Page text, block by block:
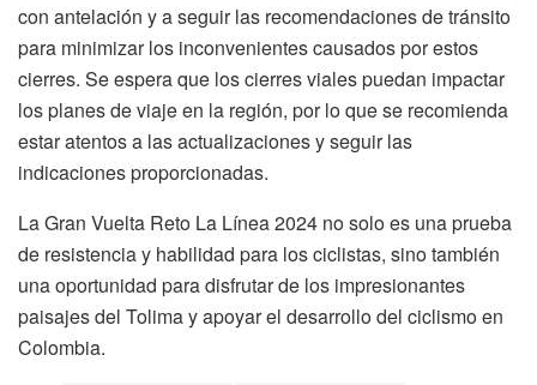
con antelación y a seguir las recomendaciones de tránsito
para minimizar los inconvenientes causados por estos
cierres. Se espera que los cierres viales puedan impactar
los planes de viaje en la región, por lo que se recomienda
estar atentos a las actualizaciones y seguir las
indicaciones proporcionadas.
La Gran Vuelta Reto La Línea 2024 no solo es una prueba
de resistencia y habilidad para los ciclistas, sino también
una oportunidad para disfrutar de los impresionantes
paisajes del Tolima y apoyar el desarrollo del ciclismo en
Colombia.